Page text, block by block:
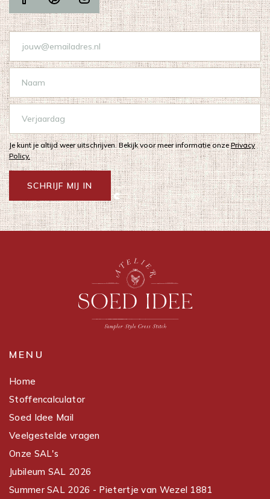
Je kunt je altijd weer uitschrijven. Bekijk voor meer informatie onzePrivacy
Policy.
SCHRIJF MIJ IN
MENU
Home
Stoffencalculator
Soed Idee Mail
Veelgestelde vragen
Onze SAL's
Jubileum SAL 2026
Summer SAL 2026 - Pietertje van Wezel 1881